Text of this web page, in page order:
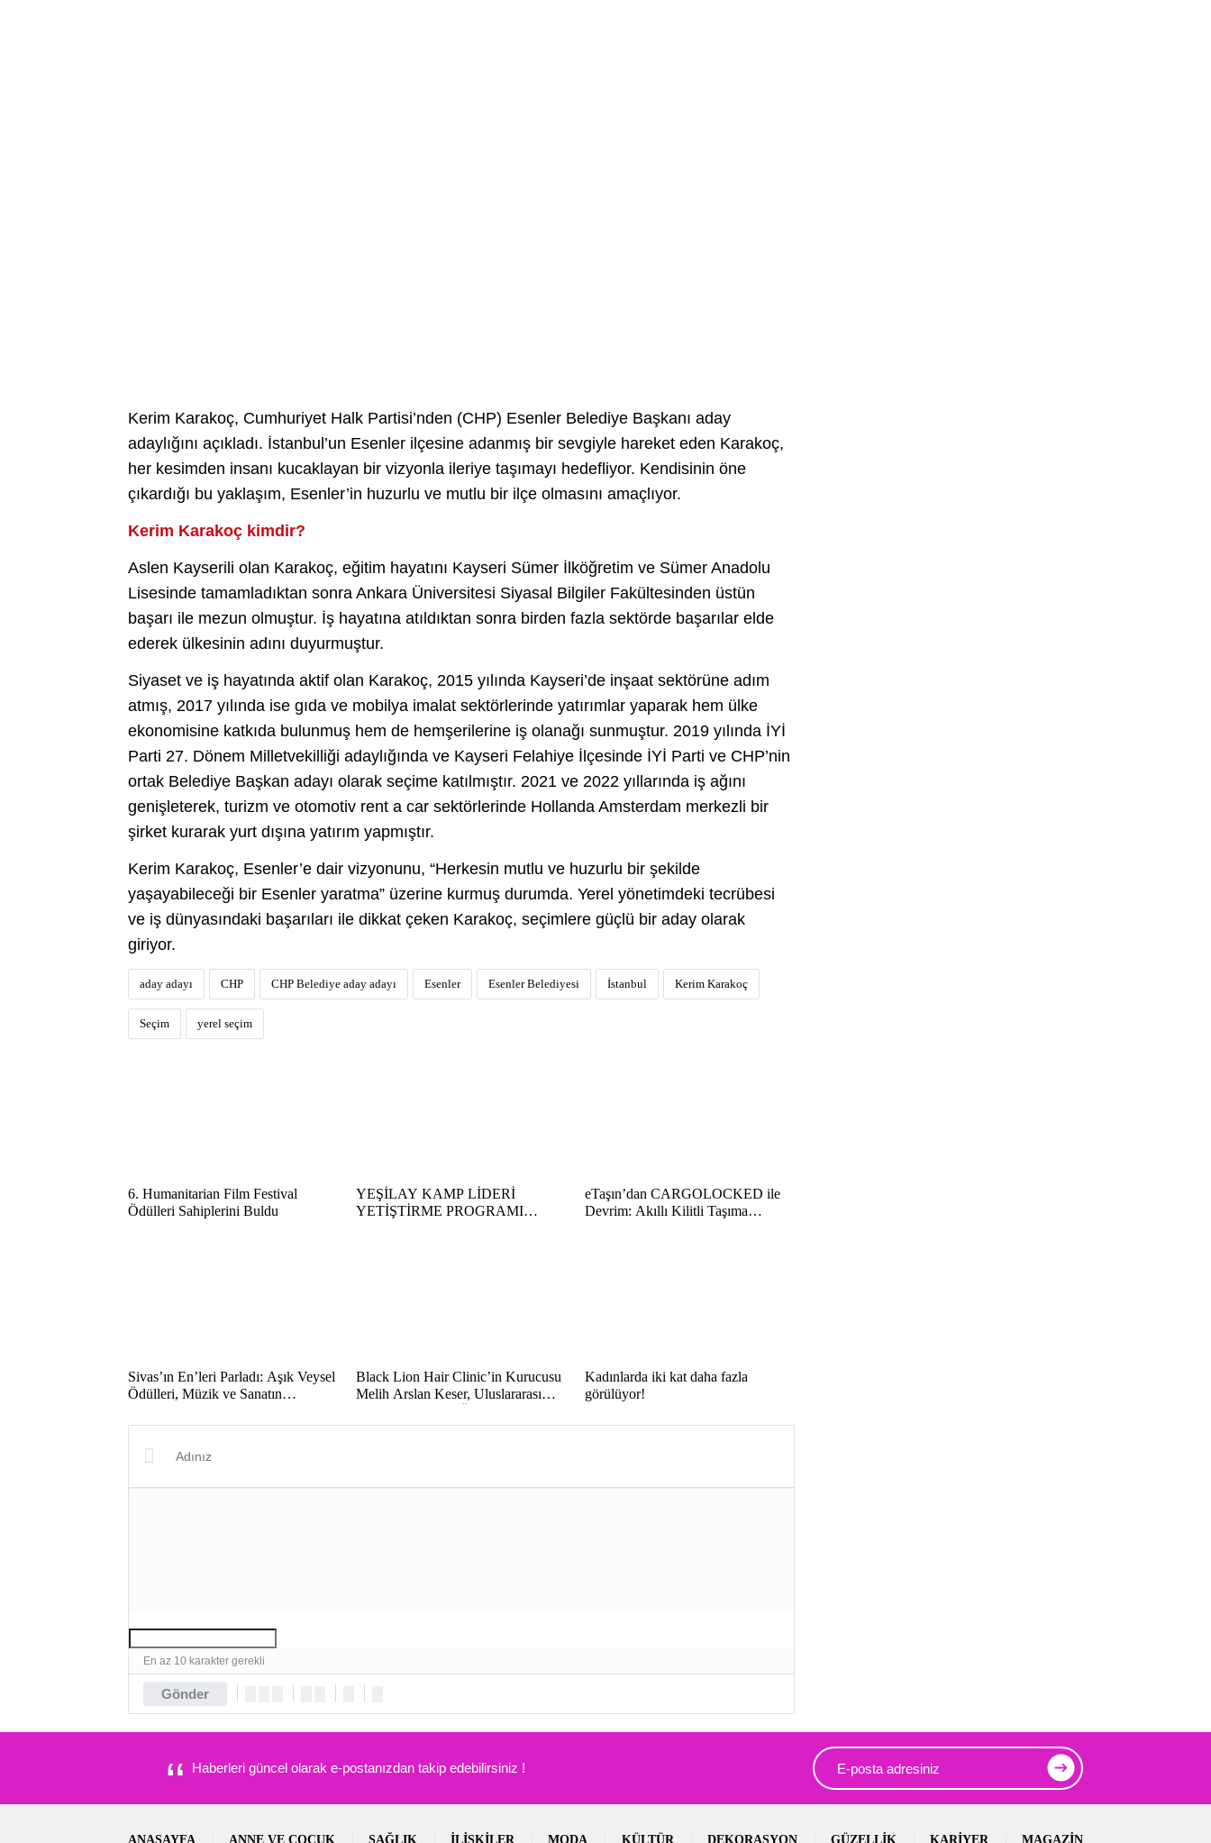
Kerim Karakoç, Cumhuriyet Halk Partisi’nden (CHP) Esenler Belediye Başkanı aday
adaylığını açıkladı. İstanbul’un Esenler ilçesine adanmış bir sevgiyle hareket eden Karakoç,
her kesimden insanı kucaklayan bir vizyonla ileriye taşımayı hedefliyor. Kendisinin öne
çıkardığı bu yaklaşım, Esenler’in huzurlu ve mutlu bir ilçe olmasını amaçlıyor.
Kerim Karakoç kimdir?
Aslen Kayserili olan Karakoç, eğitim hayatını Kayseri Sümer İlköğretim ve Sümer Anadolu
Lisesinde tamamladıktan sonra Ankara Üniversitesi Siyasal Bilgiler Fakültesinden üstün
başarı ile mezun olmuştur. İş hayatına atıldıktan sonra birden fazla sektörde başarılar elde
ederek ülkesinin adını duyurmuştur.
Siyaset ve iş hayatında aktif olan Karakoç, 2015 yılında Kayseri’de inşaat sektörüne adım
atmış, 2017 yılında ise gıda ve mobilya imalat sektörlerinde yatırımlar yaparak hem ülke
ekonomisine katkıda bulunmuş hem de hemşerilerine iş olanağı sunmuştur. 2019 yılında İYİ
Parti 27. Dönem Milletvekilliği adaylığında ve Kayseri Felahiye İlçesinde İYİ Parti ve CHP’nin
ortak Belediye Başkan adayı olarak seçime katılmıştır. 2021 ve 2022 yıllarında iş ağını
genişleterek, turizm ve otomotiv rent a car sektörlerinde Hollanda Amsterdam merkezli bir
şirket kurarak yurt dışına yatırım yapmıştır.
Kerim Karakoç, Esenler’e dair vizyonunu, “Herkesin mutlu ve huzurlu bir şekilde
yaşayabileceği bir Esenler yaratma” üzerine kurmuş durumda. Yerel yönetimdeki tecrübesi
ve iş dünyasındaki başarıları ile dikkat çeken Karakoç, seçimlere güçlü bir aday olarak
giriyor.
aday adayı CHP CHP Belediye aday adayı Esenler Esenler Belediyesi İstanbul Kerim Karakoç
Seçim yerel seçim
6. Humanitarian Film Festival
Ödülleri Sahiplerini Buldu
YEŞİLAY KAMP LİDERİ
YETİŞTİRME PROGRAMI
eTaşın’dan CARGOLOCKED ile
Devrim: Akıllı Kilitli Taşıma
Sivas’ın En’leri Parladı: Aşık Veysel
Ödülleri, Müzik ve Sanatın
Black Lion Hair Clinic’in Kurucusu
Melih Arslan Keser, Uluslararası
En Başarılı Saç Ekim Uzmanı’
Kadınlarda iki kat daha fazla
görülüyor!
Gönder
En az 10 karakter gerekli
Haberleri güncel olarak e-postanızdan takip edebilirsiniz !
ANASAYFA ANNE VE ÇOCUK SAĞLIK İLIŞKILER MODA KÜLTÜR DEKORASYON GÜZELLIK KARIYER MAGAZIN